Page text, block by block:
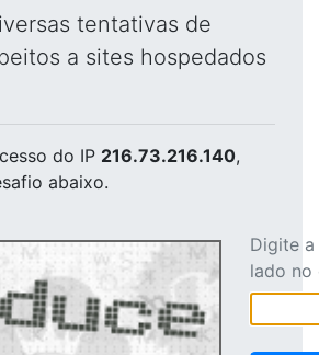
tentativas de
a sites hospedados
do IP 216.73.216.140,
abaixo.
Digite
lado no